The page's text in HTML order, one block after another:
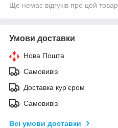
Ще немає відгуків про цей товар
Умови доставки
Нова Пошта
Самовивіз
Доставка кур'єром
Самовивіз
Всі умови доставки